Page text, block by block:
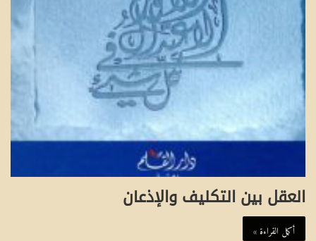
العقل بين التكليف والإذعان
أكمل القراءة »